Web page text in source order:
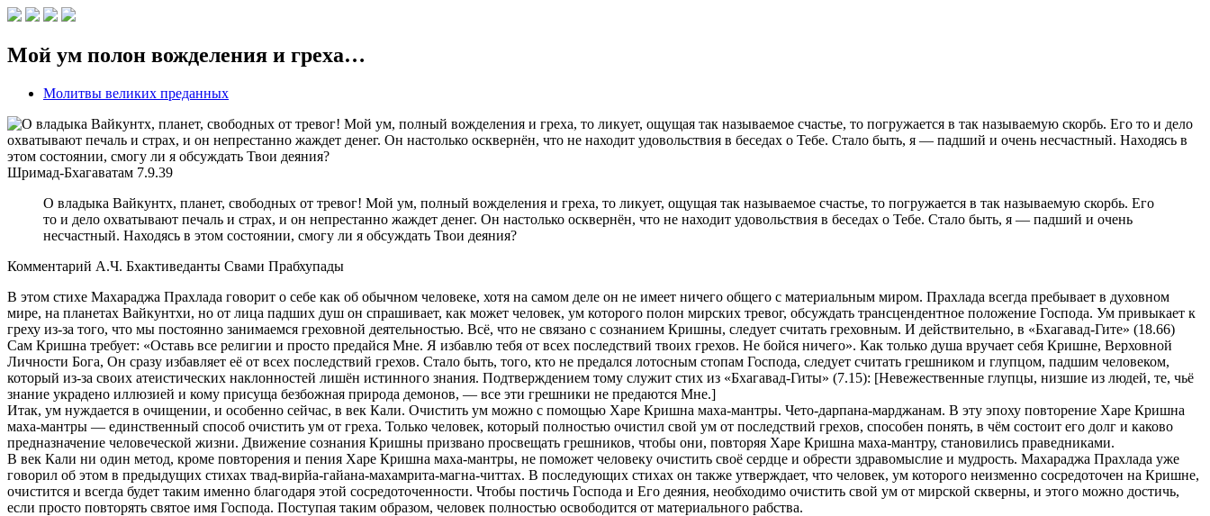
Мой ум полон вожделения и греха…
Молитвы великих преданных
Шримад-Бхагаватам 7.9.39
О владыка Вайкунтх, планет, свободных от тревог! Мой ум, полный вожделения и греха, то ликует, ощущая так называемое счастье, то погружается в так называемую скорбь. Его
то и дело охватывают печаль и страх, и он непрестанно жаждет денег. Он настолько осквернён, что не находит удовольствия в беседах о Тебе. Стало быть, я — падший и очень
несчастный. Находясь в этом состоянии, смогу ли я обсуждать Твои деяния?
Комментарий А.Ч. Бхактиведанты Свами Прабхупады
В этом стихе Махараджа Прахлада говорит о себе как об обычном человеке, хотя на самом деле он не имеет ничего общего с материальным миром. Прахлада всегда пребывает в духовном
мире, на планетах Вайкунтхи, но от лица падших душ он спрашивает, как может человек, ум которого полон мирских тревог, обсуждать трансцендентное положение Господа. Ум привыкает к
греху из-за того, что мы постоянно занимаемся греховной деятельностью. Всё, что не связано с сознанием Кришны, следует считать греховным. И действительно, в «Бхагавад-Гите» (18.66)
Сам Кришна требует: «Оставь все религии и просто предайся Мне. Я избавлю тебя от всех последствий твоих грехов. Не бойся ничего». Как только душа вручает себя Кришне, Верховной
Личности Бога, Он сразу избавляет её от всех последствий грехов. Стало быть, того, кто не предался лотосным стопам Господа, следует считать грешником и глупцом, падшим человеком,
который из-за своих атеистических наклонностей лишён истинного знания. Подтверждением тому служит стих из «Бхагавад-Гиты» (7.15): [Невежественные глупцы, низшие из людей, те, чьё
знание украдено иллюзией и кому присуща безбожная природа демонов, — все эти грешники не предаются Мне.]
Итак, ум нуждается в очищении, и особенно сейчас, в век Кали. Очистить ум можно с помощью Харе Кришна маха-мантры. Чето-дарпана-марджанам. В эту эпоху повторение Харе Кришна
маха-мантры — единственный способ очистить ум от греха. Только человек, который полностью очистил свой ум от последствий грехов, способен понять, в чём состоит его долг и каково
предназначение человеческой жизни. Движение сознания Кришны призвано просвещать грешников, чтобы они, повторяя Харе Кришна маха-мантру, становились праведниками.
В век Кали ни один метод, кроме повторения и пения Харе Кришна маха-мантры, не поможет человеку очистить своё сердце и обрести здравомыслие и мудрость. Махараджа Прахлада уже
говорил об этом в предыдущих стихах твад-вирйа-гайана-махамрита-магна-читтах. В последующих стихах он также утверждает, что человек, ум которого неизменно сосредоточен на Кришне,
очистится и всегда будет таким именно благодаря этой сосредоточенности. Чтобы постичь Господа и Его деяния, необходимо очистить свой ум от мирской скверны, и этого можно достичь,
если просто повторять святое имя Господа. Поступая таким образом, человек полностью освободится от материального рабства.